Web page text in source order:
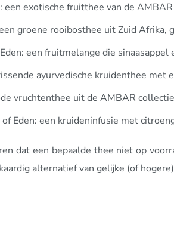
exotische fruitthee van de
groene rooibosthee uit Zuid Afrika,
een fruitmelange die
ayurvedische kruidenthee met
vruchtenthee uit de AMBAR
Eden: een kruideninfusie met
dat een bepaalde thee niet op
alternatief van gelijke (of